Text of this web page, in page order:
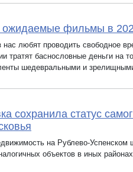
фильмы в
нас любят проводить свободное
тратят баснословные деньги на
шедевральными и
сохранила статус
на Рублево-Успенском
объектов в иных районах.